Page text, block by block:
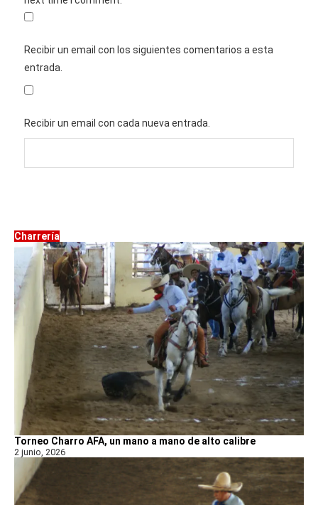
Recibir un email con los siguientes comentarios a esta
entrada.
Recibir un email con cada nueva entrada.
Charrería
Torneo Charro AFA, un mano a mano de alto calibre
2 junio, 2026